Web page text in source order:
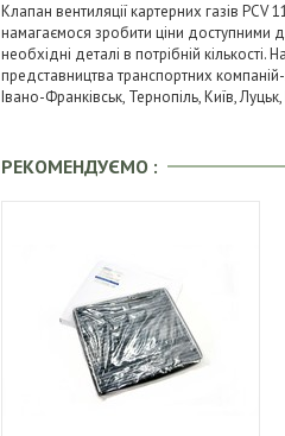
Клапан вентиляції картерних газів
намагаємося зробити ціни
необхідні деталі в потрібній
представництва транспортних
Івано-Франківськ, Тернопіль, Київ,
РЕКОМЕНДУЄМО :